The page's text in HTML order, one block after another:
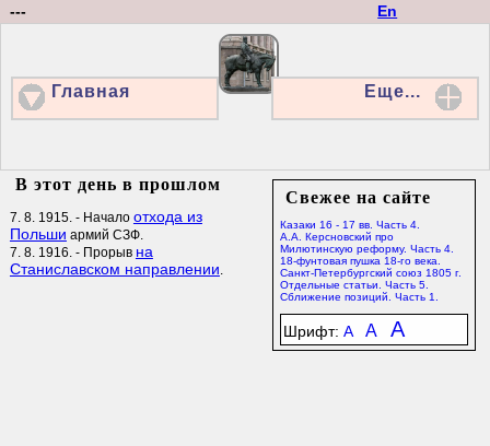
En
---
Главная Еще...
Свежее на сайте
Казаки 16 - 17 вв. Часть 4.
А.А. Керсновский про
Милютинскую реформу. Часть 4.
18-фунтовая пушка 18-го века.
Санкт-Петербургский союз 1805 г.
Отдельные статьи. Часть 5.
Сближение позиций. Часть 1.
Шрифт: A A A
В этот день в прошлом
7. 8. 1915. - Начало отхода из
Польши армий СЗФ.
7. 8. 1916. - Прорыв на
Станиславском направлении.